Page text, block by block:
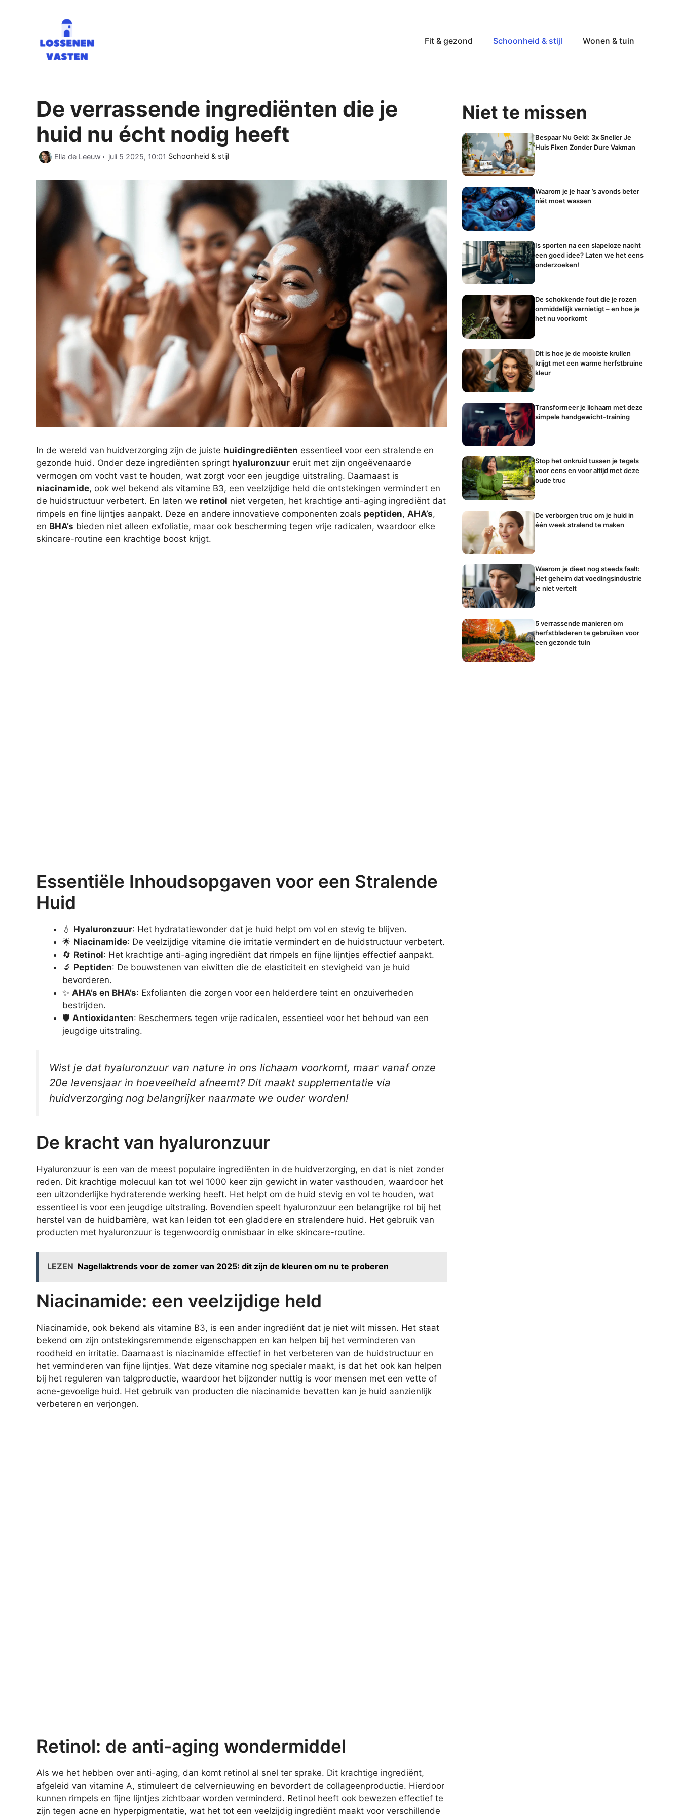
Fit & gezond Schoonheid & stijl Wonen & tuin
De verrassende ingrediënten die je
huid nu écht nodig heeft
Ella de Leeuw juli 5 2025, 10:01 Categorieën
Schoonheid & stijl
In de wereld van huidverzorging zijn de juiste huidingrediënten essentieel voor een stralende en
gezonde huid. Onder deze ingrediënten springt hyaluronzuur eruit met zijn ongeëvenaarde
vermogen om vocht vast te houden, wat zorgt voor een jeugdige uitstraling. Daarnaast is
niacinamide, ook wel bekend als vitamine B3, een veelzijdige held die ontstekingen vermindert en
de huidstructuur verbetert. En laten we retinol niet vergeten, het krachtige anti-aging ingrediënt dat
rimpels en fine lijntjes aanpakt. Deze en andere innovatieve componenten zoals peptiden, AHA’s,
en BHA’s bieden niet alleen exfoliatie, maar ook bescherming tegen vrije radicalen, waardoor elke
skincare-routine een krachtige boost krijgt.
Essentiële Inhoudsopgaven voor een Stralende
Huid
💧 Hyaluronzuur: Het hydratatiewonder dat je huid helpt om vol en stevig te blijven.
🌟 Niacinamide: De veelzijdige vitamine die irritatie vermindert en de huidstructuur verbetert.
🔄 Retinol: Het krachtige anti-aging ingrediënt dat rimpels en fijne lijntjes effectief aanpakt.
🔬 Peptiden: De bouwstenen van eiwitten die de elasticiteit en stevigheid van je huid
bevorderen.
✨ AHA’s en BHA’s: Exfolianten die zorgen voor een helderdere teint en onzuiverheden
bestrijden.
🛡️ Antioxidanten: Beschermers tegen vrije radicalen, essentieel voor het behoud van een
jeugdige uitstraling.
Wist je dat hyaluronzuur van nature in ons lichaam voorkomt, maar vanaf onze
20e levensjaar in hoeveelheid afneemt? Dit maakt supplementatie via
huidverzorging nog belangrijker naarmate we ouder worden!
De kracht van hyaluronzuur
Hyaluronzuur is een van de meest populaire ingrediënten in de huidverzorging, en dat is niet zonder
reden. Dit krachtige molecuul kan tot wel 1000 keer zijn gewicht in water vasthouden, waardoor het
een uitzonderlijke hydraterende werking heeft. Het helpt om de huid stevig en vol te houden, wat
essentieel is voor een jeugdige uitstraling. Bovendien speelt hyaluronzuur een belangrijke rol bij het
herstel van de huidbarrière, wat kan leiden tot een gladdere en stralendere huid. Het gebruik van
producten met hyaluronzuur is tegenwoordig onmisbaar in elke skincare-routine.
LEZEN Nagellaktrends voor de zomer van 2025: dit zijn de kleuren om nu te proberen
Niacinamide: een veelzijdige held
Niacinamide, ook bekend als vitamine B3, is een ander ingrediënt dat je niet wilt missen. Het staat
bekend om zijn ontstekingsremmende eigenschappen en kan helpen bij het verminderen van
roodheid en irritatie. Daarnaast is niacinamide effectief in het verbeteren van de huidstructuur en
het verminderen van fijne lijntjes. Wat deze vitamine nog specialer maakt, is dat het ook kan helpen
bij het reguleren van talgproductie, waardoor het bijzonder nuttig is voor mensen met een vette of
acne-gevoelige huid. Het gebruik van producten die niacinamide bevatten kan je huid aanzienlijk
verbeteren en verjongen.
Retinol: de anti-aging wondermiddel
Als we het hebben over anti-aging, dan komt retinol al snel ter sprake. Dit krachtige ingrediënt,
afgeleid van vitamine A, stimuleert de celvernieuwing en bevordert de collageenproductie. Hierdoor
kunnen rimpels en fijne lijntjes zichtbaar worden verminderd. Retinol heeft ook bewezen effectief te
zijn tegen acne en hyperpigmentatie, wat het tot een veelzijdig ingrediënt maakt voor verschillende
Niet te missen
Bespaar Nu Geld: 3x Sneller Je
Huis Fixen Zonder Dure Vakman
Waarom je je haar ’s avonds beter
níét moet wassen
Is sporten na een slapeloze nacht
een goed idee? Laten we het eens
onderzoeken!
De schokkende fout die je rozen
onmiddellijk vernietigt – en hoe je
het nu voorkomt
Dit is hoe je de mooiste krullen
krijgt met een warme herfstbruine
kleur
Transformeer je lichaam met deze
simpele handgewicht-training
Stop het onkruid tussen je tegels
voor eens en voor altijd met deze
oude truc
De verborgen truc om je huid in
één week stralend te maken
Waarom je dieet nog steeds faalt:
Het geheim dat voedingsindustrie
je niet vertelt
5 verrassende manieren om
herfstbladeren te gebruiken voor
een gezonde tuin